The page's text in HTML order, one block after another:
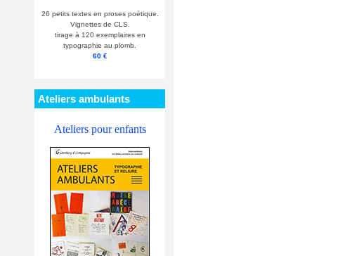
26 petits textes en proses poétique.
Vignettes de CLS.
tirage à 120 exemplaires en
typographie au plomb.
60 €
Ateliers ambulants
Ateliers pour enfants